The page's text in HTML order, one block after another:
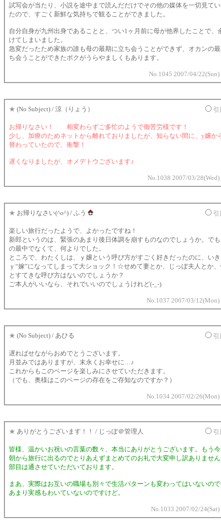
試写会が当たり、小説を途中まで読んだだけでその他の媒体を一切見て
たので、すごく新鮮な気持ちで観ることができました。
自分自身が九州出身であることと、つい1ヶ月前に母が他界したことで、
けてしまいました。
急変だったため家族の誰も母の最期に立ち会うことができず、オカンの
ち会うことができたボクがうらやましくもあります。
No.1045 2007/04/
★ (No Subject) / 涼（りょう） 引
お帰りなさい！ 相変わらずご多忙のようで御苦労様です！
少し、加療のためネットから離れておりましたが、知らない間に、y嬢か
替わっていたので、衝撃！
遅くなりましたが、オメデトウございます♪
No.1038 2007/03/
★ お帰りなさい(^o^) / ふう 引
楽しい旅行だったようで、よかったですね！
新郎というのは、緊張のあまり後日体調を崩すものなのでしょうか。で
の最中でなくて、何よりでした。
ところで、わたくしは、ｙ嬢という呼び方がすごく好きだったのに、い
ｙ“嫁”になってしまって大ショック！☆せめて妻とか、じっぽ夫人とか
とすてきな呼び方はないのでしょうか？
ご本人がいいなら、それでいいのでしょうけれど(-_-)
No.1037 2007/03/
★ (No Subject) / あひる 引
遅ればせながらおめでとうございます。
月並みではありますが、末永くお幸せに…♪
これからもこのページを楽しみにさせていただきます。
（でも、奥様はこのページの存在をご存知なのですか？）
No.1034 2007/02/
★ ありがとうございます！！ / じっぽ＠管理人 引
皆様、温かいお祝いの言葉の数々、本当にありがとうございます。もう
朝から旅行に出るのでとりあえずまとめてのお礼で大変申し訳ありませ
部目は通させていただいております。
まあ、実際はお互いの職場も別々で生活パターンも変わってはいないの
あまり実感もわいていないのですけど。
No.1033 2007/02/